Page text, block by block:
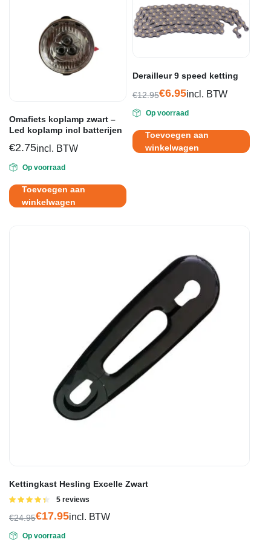
Omafiets koplamp zwart –
Led koplamp incl batterijen
€2.75incl. BTW
Op voorraad
Toevoegen aan
winkelwagen
Derailleur 9 speed ketting
€12.95
prijs
was:
€12.95.
€6.95
prijs
is:
€6.95.
incl. BTW
Op voorraad
Toevoegen aan
winkelwagen
Kettingkast Hesling Excelle Zwart
Gewaardeerd
5 reviews
€24.95
prijs
€17.95
prijs
incl. BTW
Op voorraad